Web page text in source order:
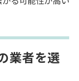
業者を選